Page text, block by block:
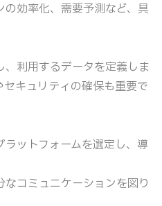
効率化、需要予測など、具
利用するデータを定義しま
キュリティの確保も重要で
ットフォームを選定し、導
コミュニケーションを図り